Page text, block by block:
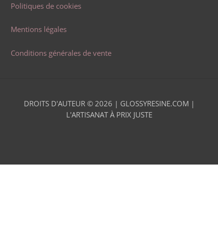
Politiques de cookies
Mentions légales
Conditions générales de vente
DROITS D'AUTEUR © 2026 | GLOSSYRESINE.COM |
L'ARTISANAT À PRIX JUSTE